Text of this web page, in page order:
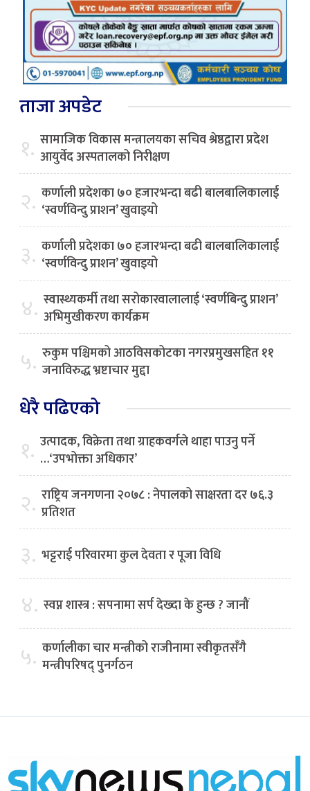
ताजा अपडेट
१. सामाजिक विकास मन्त्रालयका सचिव श्रेष्ठद्वारा प्रदेश
आयुर्वेद अस्पतालको निरीक्षण
२. कर्णाली प्रदेशका ७० हजारभन्दा बढी बालबालिकालाई
‘स्वर्णविन्दु प्राशन’ खुवाइयो
३. कर्णाली प्रदेशका ७० हजारभन्दा बढी बालबालिकालाई
‘स्वर्णविन्दु प्राशन’ खुवाइयो
४. स्वास्थ्यकर्मी तथा सरोकारवालालाई ‘स्वर्णबिन्दु प्राशन’
अभिमुखीकरण कार्यक्रम
५. रुकुम पश्चिमको आठविसकोटका नगरप्रमुखसहित ११
जनाविरुद्ध भ्रष्टाचार मुद्दा
धेरै पढिएको
१. उत्पादक, विक्रेता तथा ग्राहकवर्गले थाहा पाउनु पर्ने
…‘उपभोक्ता अधिकार’
२. राष्ट्रिय जनगणना २०७८ : नेपालको साक्षरता दर ७६.३
प्रतिशत
३. भट्टराई परिवारमा कुल देवता र पूजा विधि
४. स्वप्न शास्त्र : सपनामा सर्प देख्दा के हुन्छ ? जानौं
५. कर्णालीका चार मन्त्रीको राजीनामा स्वीकृतसँगै
मन्त्रीपरिषद् पुनर्गठन